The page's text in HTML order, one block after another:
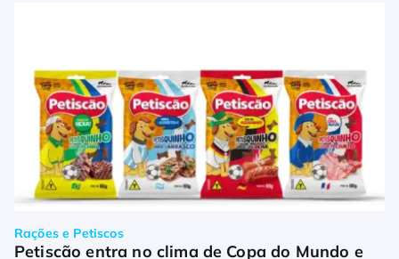
Rações e Petiscos
Petiscão entra no clima de Copa do Mundo e